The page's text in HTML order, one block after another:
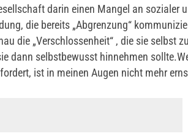
darin einen Mangel an sozialer
die bereits „Abgrenzung“
die „Verschlossenheit“ , die sie selbst
dann selbstbewusst hinnehmen
ist in meinen Augen nicht mehr